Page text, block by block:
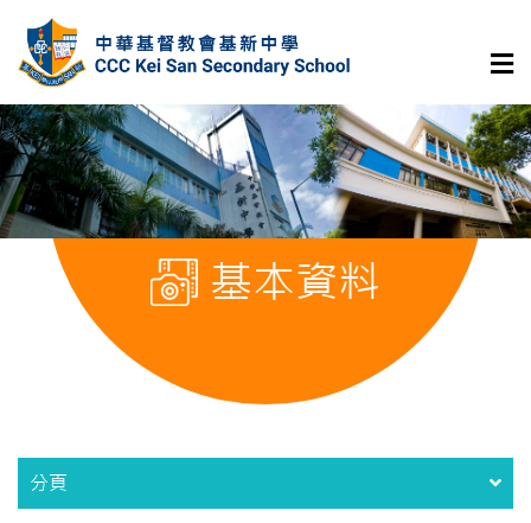
基本資料
分頁